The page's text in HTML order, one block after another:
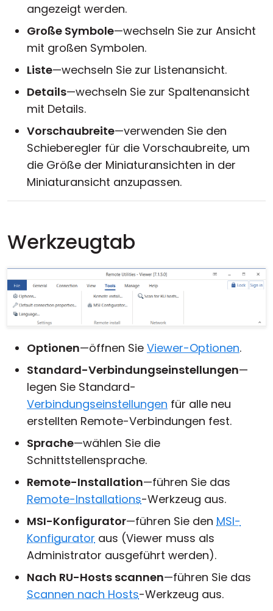
angezeigt werden.
Große Symbole—wechseln Sie zur Ansicht
mit großen Symbolen.
Liste—wechseln Sie zur Listenansicht.
Details—wechseln Sie zur Spaltenansicht
mit Details.
Vorschaubreite—verwenden Sie den
Schieberegler für die Vorschaubreite, um
die Größe der Miniaturansichten in der
Miniaturansicht anzupassen.
Werkzeugtab
Optionen—öffnen Sie Viewer-Optionen.
Standard-Verbindungseinstellungen—
legen Sie Standard-
Verbindungseinstellungen für alle neu
erstellten Remote-Verbindungen fest.
Sprache—wählen Sie die
Schnittstellensprache.
Remote-Installation—führen Sie das
Remote-Installations-Werkzeug aus.
MSI-Konfigurator—führen Sie den MSI-
Konfigurator aus (Viewer muss als
Administrator ausgeführt werden).
Nach RU-Hosts scannen—führen Sie das
Scannen nach Hosts-Werkzeug aus.